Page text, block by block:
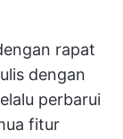
rapat
dengan
perbarui
fitur